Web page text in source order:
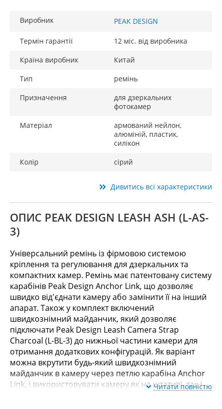
Виробник PEAK DESIGN
Термін гарантії
12 міс. від виробника
Країна виробник
Китай
Тип
ремінь
Призначення
для дзеркальних
фотокамер
Матеріал
армований нейлон,
алюміній, пластик,
силікон
Колір
сірий
Дивитись всі характеристики
ОПИС PEAK DESIGN LEASH ASH (L-AS-
3)
Універсальний ремінь із фірмовою системою
кріплення та регулювання для дзеркальних та
компактних камер. Ремінь має патентовану систему
карабінів Peak Design Anchor Link, що дозволяє
швидко від'єднати камеру або замінити її на інший
апарат. Також у комплект включений
швидкознімний майданчик, який дозволяє
підключати Peak Design Leash Camera Strap
Charcoal (L-BL-3) до нижньої частини камери для
отримання додаткових конфігурацій. Як варіант
можна вкрутити будь-який швидкознімний
майданчик в камеру через петлю карабіна Anchor
Link, і використовувати камеру як на штативі, так і
Читати повністю